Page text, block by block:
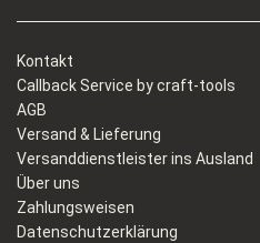
Kontakt
Callback Service by craft-tools
AGB
Versand & Lieferung
Versanddienstleister ins Ausland
Über uns
Zahlungsweisen
Datenschutzerklärung